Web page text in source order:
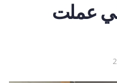
عملت